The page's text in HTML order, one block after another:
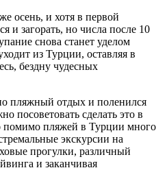
осень, и хотя в первой
и загорать, но числа после 10
снова станет уделом
из Турции, оставляя в
бездну чудесных
пляжный отдых и поленился
посоветовать сделать это в
помимо пляжей в Турции много
экскурсии на
прогулки, различный
и заканчивая